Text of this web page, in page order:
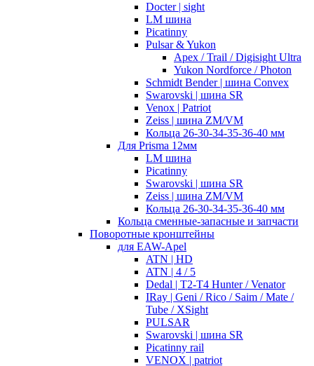
Docter | sight
LM шина
Picatinny
Pulsar & Yukon
Apex / Trail / Digisight Ultra
Yukon Nordforce / Photon
Schmidt Bender | шина Convex
Swarovski | шина SR
Venox | Patriot
Zeiss | шина ZM/VM
Кольца 26-30-34-35-36-40 мм
Для Prisma 12мм
LM шина
Picatinny
Swarovski | шина SR
Zeiss | шина ZM/VM
Кольца 26-30-34-35-36-40 мм
Кольца сменные-запасные и запчасти
Поворотные кронштейны
для EAW-Apel
ATN | HD
ATN | 4 / 5
Dedal | T2-T4 Hunter / Venator
IRay | Geni / Rico / Saim / Mate /
Tube / XSight
PULSAR
Swarovski | шина SR
Picatinny rail
VENOX | patriot